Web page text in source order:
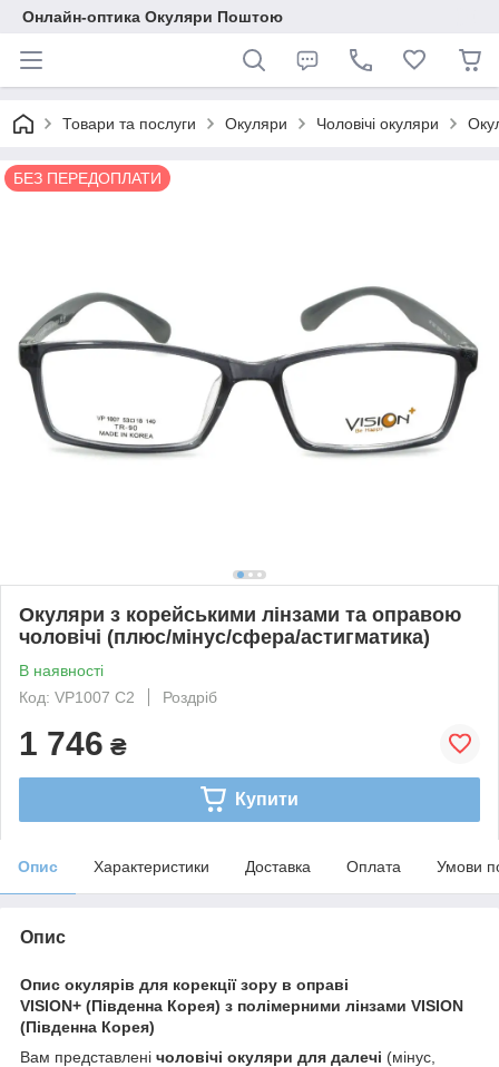
Онлайн-оптика Окуляри Поштою
Товари та послуги Окуляри Чоловічі окуляри
БЕЗ ПЕРЕДОПЛАТИ
Окуляри з корейськими лінзами та оправою
чоловічі (плюс/мінус/сфера/астигматика)
В наявності
Код: VP1007 C2
Роздріб
1 746 ₴
Купити
Опис Характеристики Доставка Оплата Умови
Опис
Опис окулярів для корекції зору в оправі
VISION+ (Південна Корея) з полімерними лінзами VISION
(Південна Корея)
Вам представлені чоловічі окуляри для далечі (мінус,